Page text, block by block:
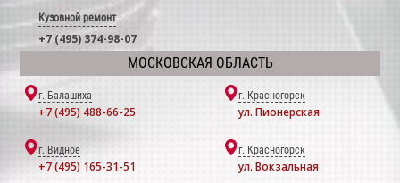
Кузовной ремонт
+7 (495) 374-98-07
МОСКОВСКАЯ ОБЛАСТЬ
г. Балашиха
+7 (495) 488-66-25
г. Красногорск
ул. Пионерская
г. Видное
+7 (495) 165-31-51
г. Красногорск
ул. Вокзальная